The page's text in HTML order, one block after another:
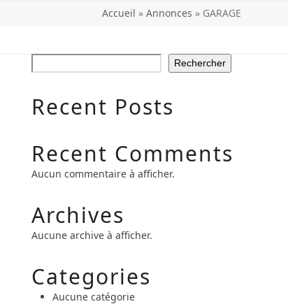
Accueil » Annonces » GARAGE
Rechercher
Recent Posts
Recent Comments
Aucun commentaire à afficher.
Archives
Aucune archive à afficher.
Categories
Aucune catégorie